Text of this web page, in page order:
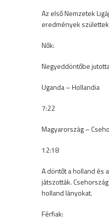
Az első Nemzetek
eredmények
Nők:
Negyeddöntőbe
Uganda – Hollandia
7:22
Magyarország –
12:18
A döntőt a holland és
játszották.
holland lányokat.
Férfiak: